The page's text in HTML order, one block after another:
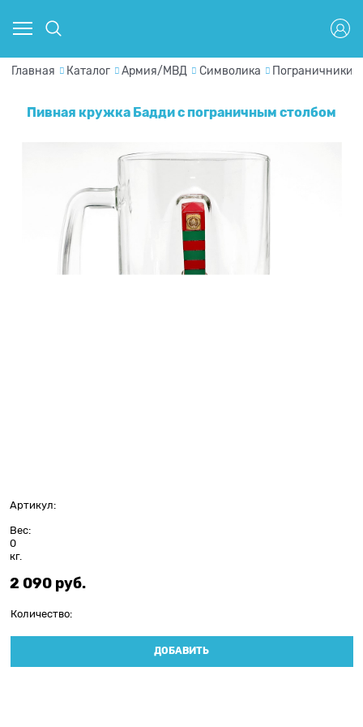
Главная Каталог Армия/МВД Символика Пограничники
Пивная кружка Бадди с пограничным столбом
Артикул:
Вес:
0
кг.
2 090 руб.
Количество:
ДОБАВИТЬ